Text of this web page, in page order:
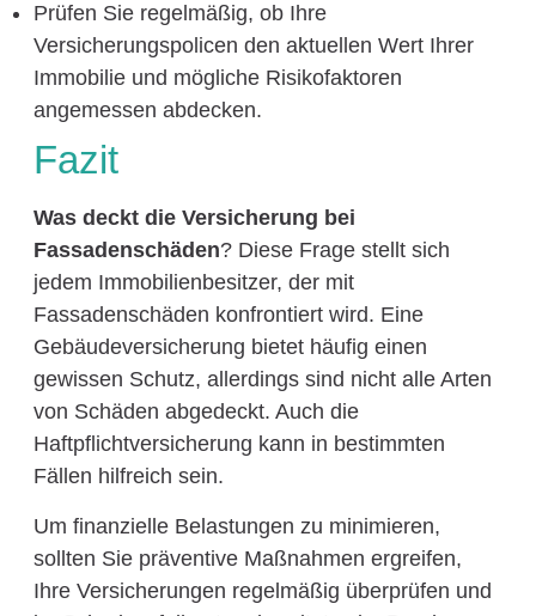
Prüfen Sie regelmäßig, ob Ihre
Versicherungspolicen den aktuellen Wert Ihrer
Immobilie und mögliche Risikofaktoren
angemessen abdecken.
Fazit
Was deckt die Versicherung bei
Fassadenschäden? Diese Frage stellt sich
jedem Immobilienbesitzer, der mit
Fassadenschäden konfrontiert wird. Eine
Gebäudeversicherung bietet häufig einen
gewissen Schutz, allerdings sind nicht alle Arten
von Schäden abgedeckt. Auch die
Haftpflichtversicherung kann in bestimmten
Fällen hilfreich sein.
Um finanzielle Belastungen zu minimieren,
sollten Sie präventive Maßnahmen ergreifen,
Ihre Versicherungen regelmäßig überprüfen und